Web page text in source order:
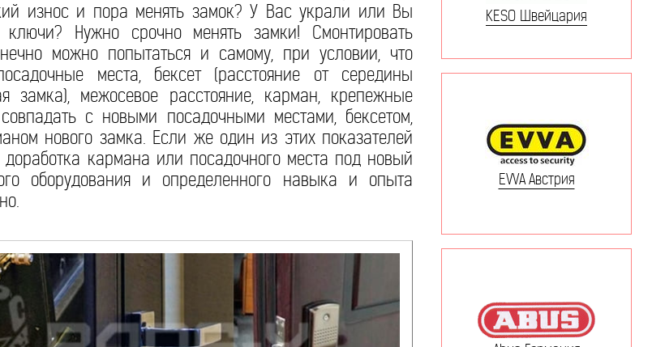
износ и пора менять замок? У Вас украли или Вы
ключи? Нужно срочно менять замки! Смонтировать
можно попытаться и самому, при условии, что
места, бексет (расстояние от середины
замка), межосевое расстояние, карман, крепежные
с новыми посадочными местами, бексетом,
нового замка. Если же один из этих показателей
доработка кармана или посадочного места под новый
оборудования и определенного навыка и опыта
KESO Швейцария
EVVA Австрия